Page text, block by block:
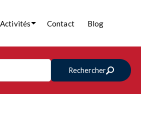
Activités Contact Blog
Rechercher